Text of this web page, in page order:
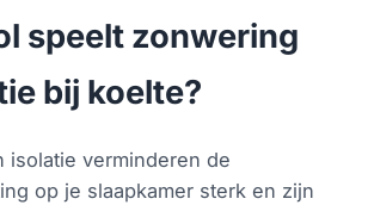
speelt zonwering
bij koelte?
isolatie verminderen de
op je slaapkamer sterk en zijn